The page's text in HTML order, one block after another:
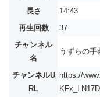
長さ
14:43
再生回数
37
チャンネル
名
うずらの手
チャンネルU
RL
https://